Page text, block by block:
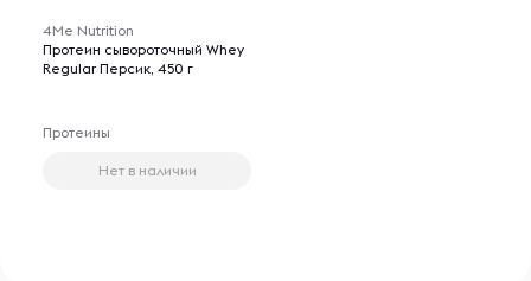
4Me Nutrition
Протеин сывороточный Whey
Regular Персик, 450 г
Протеины
Нет в наличии